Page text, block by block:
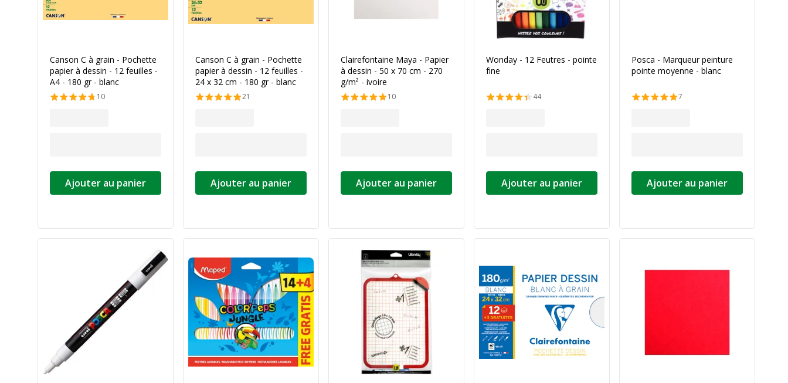
Canson C à grain - Pochette
papier à dessin - 12 feuilles -
A4 - 180 gr - blanc
10
Ajouter au panier
Canson C à grain - Pochette
papier à dessin - 12 feuilles -
24 x 32 cm - 180 gr - blanc
21
Ajouter au panier
Clairefontaine Maya - Papier
à dessin - 50 x 70 cm - 270
g/m² - ivoire
10
Ajouter au panier
Wonday - 12 Feutres - pointe
fine
44
Ajouter au panier
Posca - Marqueur peinture
pointe moyenne - blanc
7
Ajouter au panier